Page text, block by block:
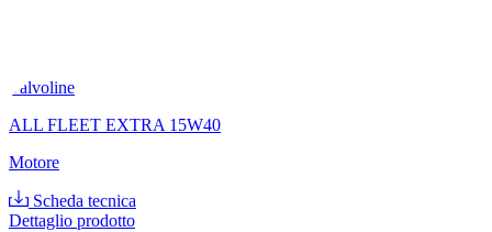
Valvoline
ALL FLEET EXTRA 15W40
Motore
Scheda tecnica
Dettaglio prodotto